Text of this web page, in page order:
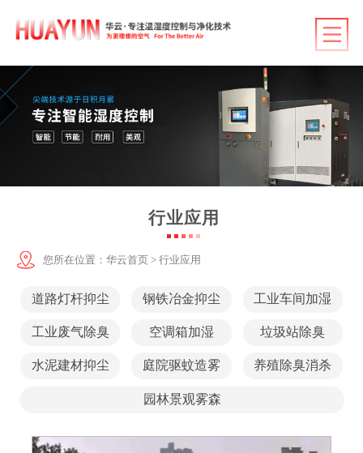
客户案例
技术服务
华云资讯
行业应用
您所在位置： 华云首页 > 行业应用
道路灯杆抑尘 钢铁冶金抑尘 工业车间加湿
工业废气除臭 空调箱加湿 垃圾站除臭
水泥建材抑尘 庭院驱蚊造雾 养殖除臭消杀
园林景观雾森